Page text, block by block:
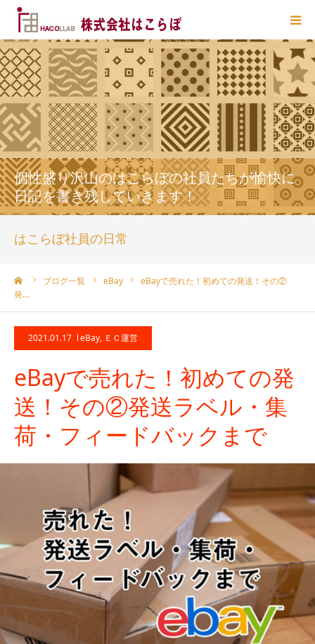
個性盛り沢山のはこらぼの社員たちが愉快に
日記を書き残していきます！
はこらぼ社員の日常
ブログ一覧 eBay
eBayで売れた！初めての発送！その②
発…
2021.01.17 eBay, ＥＣ運営
eBayで売れた！初めての発
送！その②発送ラベル・集
荷・フィードバックまで
HOME
はこらぼ とは？
業務一覧
主要提携先